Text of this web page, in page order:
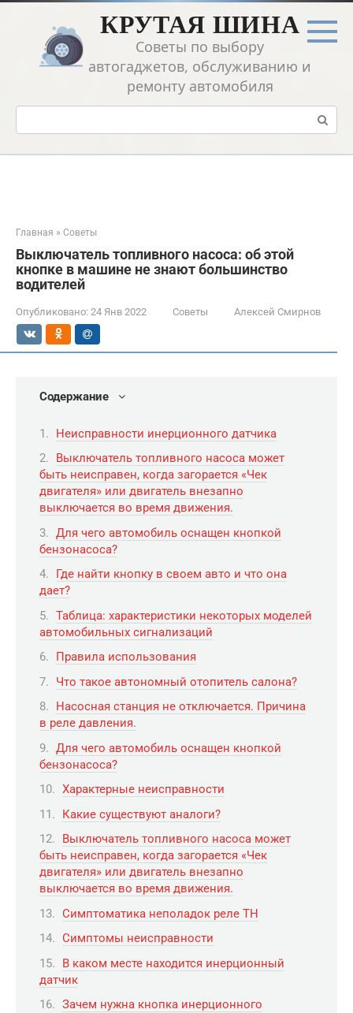
Перейти
контенту
КРУТАЯ ШИНА
Советы по выбору
автогаджетов, обслуживанию и
ремонту автомобиля
Поиск:
Главная » Советы
Выключатель топливного насоса: об этой
кнопке в машине не знают большинство
водителей
Опубликовано: 24 Янв 2022 Советы Алексей Смирнов
Содержание
Неисправности инерционного датчика
Выключатель топливного насоса может
быть неисправен, когда загорается «Чек
двигателя» или двигатель внезапно
выключается во время движения.
Для чего автомобиль оснащен кнопкой
бензонасоса?
Где найти кнопку в своем авто и что она
дает?
Таблица: характеристики некоторых моделей
автомобильных сигнализаций
Правила использования
Что такое автономный отопитель салона?
Насосная станция не отключается. Причина
в реле давления.
Для чего автомобиль оснащен кнопкой
бензонасоса?
Характерные неисправности
Какие существуют аналоги?
Выключатель топливного насоса может
быть неисправен, когда загорается «Чек
двигателя» или двигатель внезапно
выключается во время движения.
Симптоматика неполадок реле ТН
Симптомы неисправности
В каком месте находится инерционный
датчик
Зачем нужна кнопка инерционного